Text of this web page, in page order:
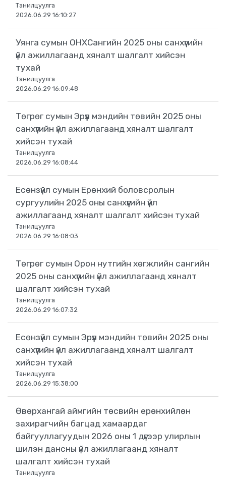
Танилцуулга
2026.06.29 16:10:27
Уянга сумын ОНХСангийн 2025 оны санхүүгийн
үйл ажиллагаанд хяналт шалгалт хийсэн
тухай
Танилцуулга
2026.06.29 16:09:48
Төгрөг сумын Эрүүл мэндийн төвийн 2025 оны
санхүүгийн үйл ажиллагаанд хяналт шалгалт
хийсэн тухай
Танилцуулга
2026.06.29 16:08:44
Есөнзүйл сумын Ерөнхий боловсролын
сургуулийн 2025 оны санхүүгийн үйл
ажиллагаанд хяналт шалгалт хийсэн тухай
Танилцуулга
2026.06.29 16:08:03
Төгрөг сумын Орон нутгийн хөгжлийн сангийн
2025 оны санхүүгийн үйл ажиллагаанд хяналт
шалгалт хийсэн тухай
Танилцуулга
2026.06.29 16:07:32
Есөнзүйл сумын Эрүүл мэндийн төвийн 2025 оны
санхүүгийн үйл ажиллагаанд хяналт шалгалт
хийсэн тухай
Танилцуулга
2026.06.29 15:38:00
Өвөрхангай аймгийн төсвийн ерөнхийлөн
захирагчийн багцад хамаардаг
байгууллагуудын 2026 оны 1 дүгээр улирлын
шилэн дансны үйл ажиллагаанд хяналт
шалгалт хийсэн тухай
Танилцуулга